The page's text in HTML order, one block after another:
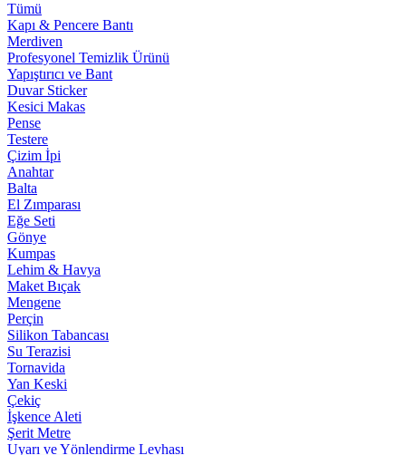
Tümü
Kapı & Pencere Bantı
Merdiven
Profesyonel Temizlik Ürünü
Yapıştırıcı ve Bant
Duvar Sticker
Kesici Makas
Pense
Testere
Çizim İpi
Anahtar
Balta
El Zımparası
Eğe Seti
Gönye
Kumpas
Lehim & Havya
Maket Bıçak
Mengene
Perçin
Silikon Tabancası
Su Terazisi
Tornavida
Yan Keski
Çekiç
İşkence Aleti
Şerit Metre
Uyarı ve Yönlendirme Levhası